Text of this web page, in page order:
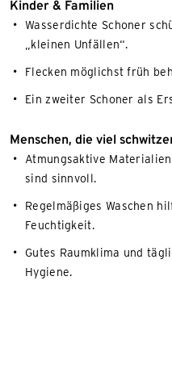
Kinder & Familien
Wasserdichte Schoner
„kleinen Unfällen“.
Flecken möglichst früh
Ein zweiter Schoner als
Menschen, die viel
Atmungsaktive
sind sinnvoll.
Regelmäßiges Waschen
Feuchtigkeit.
Gutes Raumklima und
Hygiene.